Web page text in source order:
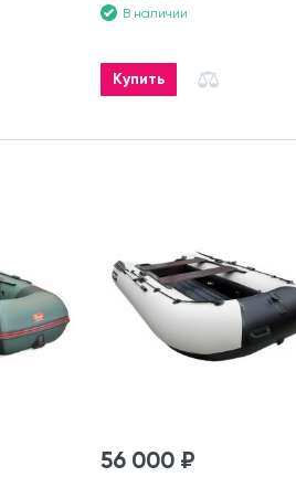
В наличии
Купить
56 000 ₽